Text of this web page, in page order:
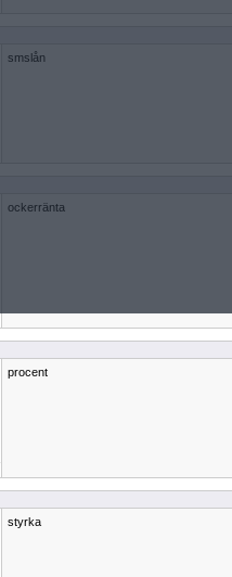
smslån
ockerränta
procent
styrka